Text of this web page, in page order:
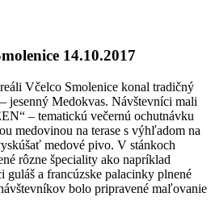
14.10.2017
Včelco Smolenice konal tradičný
jesenný Medokvas. Návštevníci mali
– tematickú večernú ochutnávku
medovinou na terase s výhľadom na
medové pivo. V stánkoch
rôzne špeciality ako napríklad
guláš a francúzske palacinky plnené
bolo pripravené maľovanie